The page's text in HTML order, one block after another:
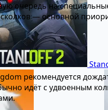
очередь на
— основной
рекомендуется
идёт с удвоенным